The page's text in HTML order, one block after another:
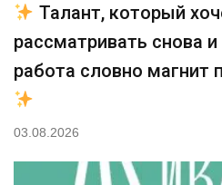
Талант, который
рассматривать снова
работа словно магнит
03.08.2026